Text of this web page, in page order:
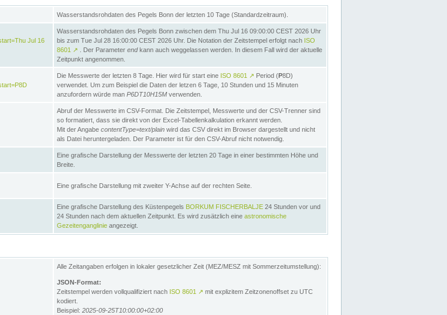
Wasserstandsrohdaten des Pegels Bonn der letzten 10 Tage (Standardzeitraum).
Jul 16
Wasserstandsrohdaten des Pegels Bonn zwischen dem Thu Jul 16 09:00:00 CEST 2026 Uhr
bis zum Tue Jul 28 16:00:00 CEST 2026 Uhr. Die Notation der Zeitstempel erfolgt nach ISO
8601
↗ . Der Parameter endkann auch weggelassen werden. In diesem Fall wird der aktuelle
Zeitpunkt angenommen.
Die Messwerte der letzten 8 Tage. Hier wird für start eine ISO 8601 ↗ Period (P8D)
verwendet. Um zum Beispiel die Daten der letzen 6 Tage, 10 Stunden und 15 Minuten
anzufordern würde man P6DT10H15M verwenden.
Abruf der Messwerte im CSV-Format. Die Zeitstempel, Messwerte und der CSV-Trenner sind
so formatiert, dass sie direkt von der Excel-Tabellenkalkulation erkannt werden.
Mit der Angabe contentType=text/plain wird das CSV direkt im Browser dargestellt und nicht
als Datei heruntergeladen. Der Parameter ist für den CSV-Abruf nicht notwendig.
Eine grafische Darstellung der Messwerte der letzten 20 Tage in einer bestimmten Höhe und
Breite.
Eine grafische Darstellung mit zweiter Y-Achse auf der rechten Seite.
Eine grafische Darstellung des Küstenpegels BORKUM FISCHERBALJE 24 Stunden vor und
24 Stunden nach dem aktuellen Zeitpunkt. Es wird zusätzlich eine astronomische
Gezeitenganglinie angezeigt.
Alle Zeitangaben erfolgen in lokaler gesetzlicher Zeit (MEZ/MESZ mit Sommerzeitumstellung):
JSON-Format:
Zeitstempel werden vollqualifiziert nach ISO 8601 ↗ mit explizitem Zeitzonenoffset zu UTC
kodiert.
Beispiel: 2025-09-25T10:00:00+02:00